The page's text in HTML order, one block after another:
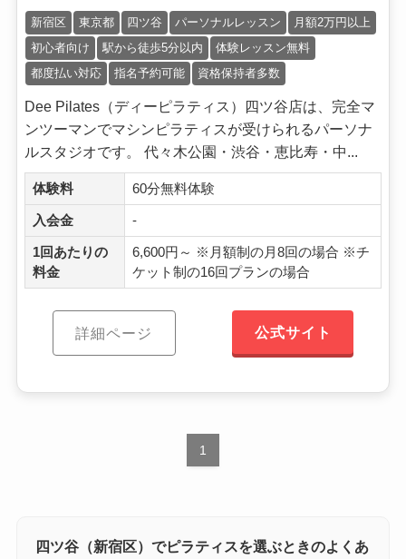
新宿区 東京都 四ツ谷 パーソナルレッスン
月額2万円以上
初心者向け
駅から徒歩5分以内
体験レッスン無料
都度払い対応
指名予約可能 資格保持者多数
Dee Pilates（ディーピラティス）四ツ谷店は、完全マ
ンツーマンでマシンピラティスが受けられるパーソナ
ルスタジオです。 代々木公園・渋谷・恵比寿・中...
体験料 60分無料体験
入会金 -
1回あたりの
料金
6,600円～ ※月額制の月8回の場合 ※チ
ケット制の16回プランの場合
詳細ページ 公式サイト
1
四ツ谷（新宿区）でピラティスを選ぶときのよくあ